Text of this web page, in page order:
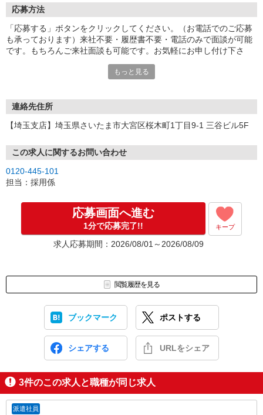
応募方法
「応募する」ボタンをクリックしてください。（お電話でのご応募
も承っております）来社不要・履歴書不要・電話のみで面談が可能
です。もちろんご来社面談も可能です。お気軽にお申し付け下さ
もっと見る
連絡先住所
【埼玉支店】埼玉県さいたま市大宮区桜木町1丁目9-1 三谷ビル5F
この求人に関するお問い合わせ
0120-445-101
担当：採用係
応募画面へ進む
1分で応募完了!! キープ
求人応募期間：2026/08/01～2026/08/09
閲覧履歴を見る
ブックマーク ポストする
シェアする URLをシェア
3件のこの求人と職種が同じ求人
派遣社員